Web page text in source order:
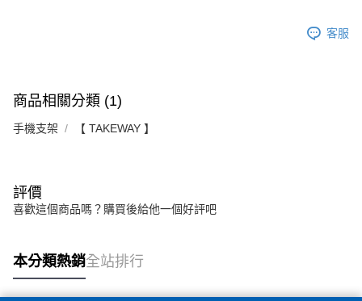
客服
商品相關分類 (1)
手機支架 【 TAKEWAY 】
評價
喜歡這個商品嗎？購買後給他一個好評吧
本分類熱銷全站排行